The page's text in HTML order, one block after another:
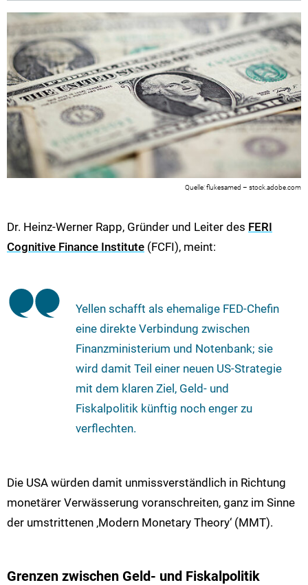
flukesamed – stock.adobe.com
Dr. Heinz-Werner Rapp, Gründer und Leiter des FERI
Cognitive Finance Institute (FCFI), meint:
Yellen schafft als ehemalige FED-Chefin
eine direkte Verbindung zwischen
Finanzministerium und Notenbank; sie
wird damit Teil einer neuen US-Strategie
mit dem klaren Ziel, Geld- und
Fiskalpolitik künftig noch enger zu
verflechten.
Die USA würden damit unmissverständlich in Richtung
monetärer Verwässerung voranschreiten, ganz im Sinne
der umstrittenen ‚Modern Monetary Theory‘ (MMT).
Grenzen zwischen Geld- und Fiskalpolitik